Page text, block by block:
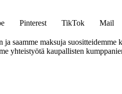
Pinterest TikTok Mail
saamme maksuja suositteidemme
yhteistyötä kaupallisten